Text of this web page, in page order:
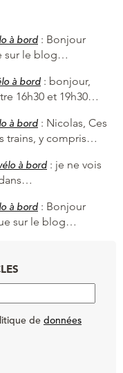
à bord : Bonjour
sur le blog…
à bord : bonjour,
16h30 et 19h30…
à bord : Nicolas, Ces
trains, y compris…
à bord : je ne vois
à bord : Bonjour
sur le blog…
de données